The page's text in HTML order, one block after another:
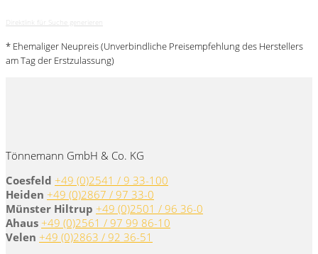
Direktlink für Suche generieren
* Ehemaliger Neupreis (Unverbindliche Preisempfehlung des Herstellers
am Tag der Erstzulassung)
Tönnemann GmbH & Co. KG
Coesfeld +49 (0)2541 / 9 33-100
Heiden +49 (0)2867 / 97 33-0
Münster Hiltrup +49 (0)2501 / 96 36-0
Ahaus +49 (0)2561 / 97 99 86-10
Velen +49 (0)2863 / 92 36-51